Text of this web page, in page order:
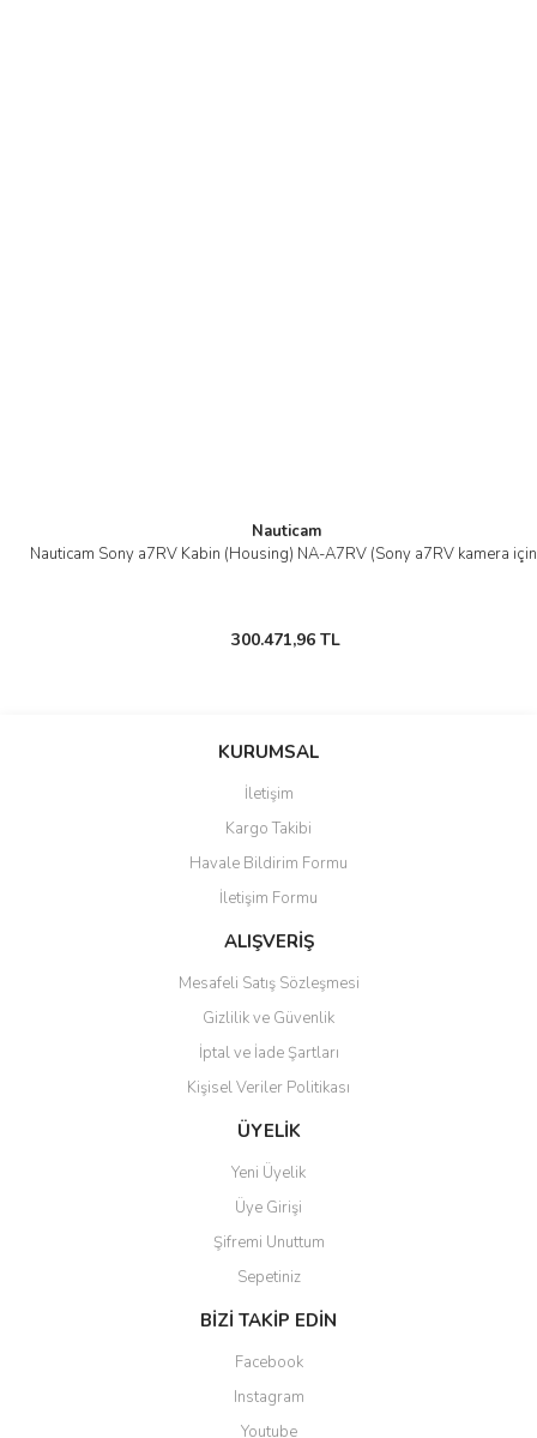
Nauticam
Nauticam Sony a7RV Kabin (Housing) NA-A7RV (Sony a7RV kamera
300.471,96 TL
KURUMSAL
İletişim
Kargo Takibi
Havale Bildirim Formu
İletişim Formu
ALIŞVERİŞ
Mesafeli Satış Sözleşmesi
Gizlilik ve Güvenlik
İptal ve İade Şartları
Kişisel Veriler Politikası
ÜYELİK
Yeni Üyelik
Üye Girişi
Şifremi Unuttum
Sepetiniz
BİZİ TAKİP EDİN
Facebook
Instagram
Youtube